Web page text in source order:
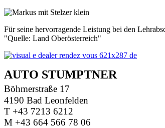
Für seine hervorragende Leistung bei den
"Quelle: Land Oberösterreich"
AUTO STUMPTNER
Böhmerstraße 17
4190 Bad Leonfelden
T +43 7213 6212
M +43 664 566 78 06